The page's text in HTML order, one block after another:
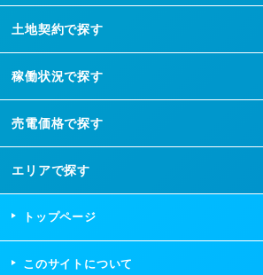
土地契約で探す
稼働状況で探す
売電価格で探す
エリアで探す
トップページ
このサイトについて